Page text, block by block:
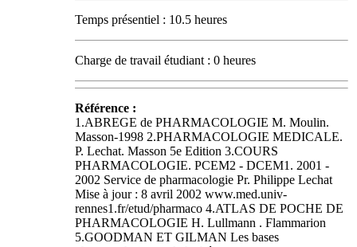
Temps présentiel : 10.5 heures
Charge de travail étudiant : 0 heures
Référence :
1.ABREGE de PHARMACOLOGIE M. Moulin.
Masson-1998 2.PHARMACOLOGIE MEDICALE.
P. Lechat. Masson 5e Edition 3.COURS
PHARMACOLOGIE. PCEM2 - DCEM1. 2001 -
2002 Service de pharmacologie Pr. Philippe Lechat
Mise à jour : 8 avril 2002 www.med.univ-
rennes1.fr/etud/pharmaco 4.ATLAS DE POCHE DE
PHARMACOLOGIE H. Lullmann . Flammarion
5.GOODMAN ET GILMAN Les bases